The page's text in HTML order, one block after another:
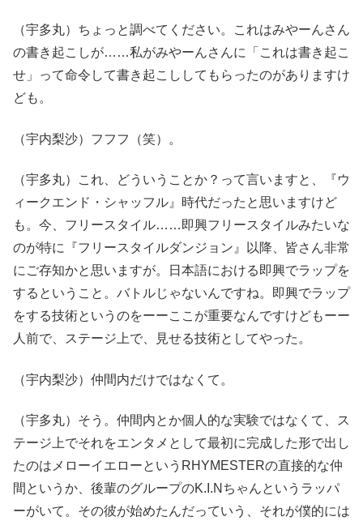
（宇多丸）ちょっと調べてください。これはみやーんさん
の書き起こしが……私がみやーんさんに「これは書き起こ
せ」って命令して書き起こししてもらったのがありますけ
ども。
（宇内梨沙）フフフ（笑）。
（宇多丸）これ、どういうことか？って言いますと、『ウ
ィークエンド・シャッフル』時代だったと思いますけど
も。今、フリースタイル……即興フリースタイルみたいな
のが特に『フリースタイルダンジョン』以降、皆さん非常
にご存知かと思いますが。日本語における即興でラップを
するということ。バトルじゃないんですね。即興でラップ
をする技術というのをーーここが重要なんですけどもーー
人前で、ステージ上で、見せる技術としてやった。
（宇内梨沙）仲間内だけではなくて。
（宇多丸）そう。仲間内とか個人的な実験ではなくて、ス
テージ上でそれをエンタメとして最初に完成した形で出し
たのはメローイエローというRHYMESTERの直接的な仲
間というか、後輩のグループのK.I.Nちゃんというラッパ
ーがいて。その彼が始めたんだっていう、それが僕的には